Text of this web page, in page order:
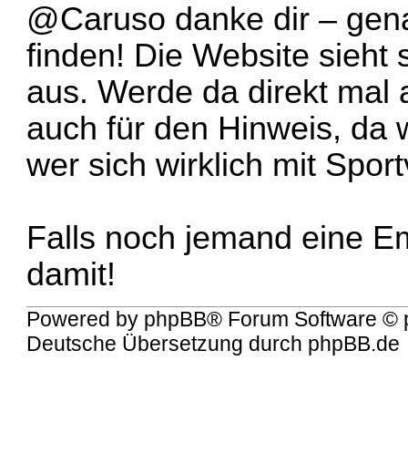
@Caruso danke dir –
finden! Die Website sieht
aus. Werde da direkt mal
auch für den Hinweis, da
wer sich wirklich mit
Falls noch jemand eine
damit!
Powered by phpBB® Forum Software ©
Deutsche Übersetzung durch phpBB.de